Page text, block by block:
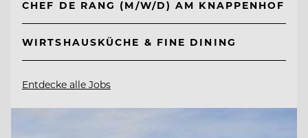
CHEF DE RANG (M/W/D) AM KNAPPENHOF
WIRTSHAUSKÜCHE & FINE DINING
Entdecke alle Jobs